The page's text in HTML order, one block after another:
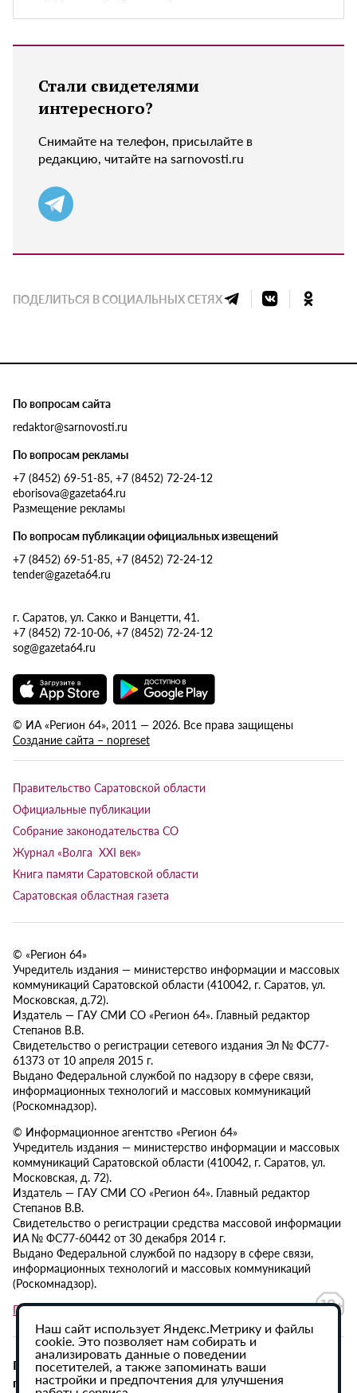
Стали свидетелями
интересного?
Снимайте на телефон, присылайте в
редакцию, читайте на sarnovosti.ru
ПОДЕЛИТЬСЯ В СОЦИАЛЬНЫХ СЕТЯХ
По вопросам сайта
redaktor@sarnovosti.ru
По вопросам рекламы
+7 (8452) 69-51-85, +7 (8452) 72-24-12
eborisova@gazeta64.ru
Размещение рекламы
По вопросам публикации официальных извещений
+7 (8452) 69-51-85, +7 (8452) 72-24-12
tender@gazeta64.ru
г. Саратов, ул. Сакко и Ванцетти, 41.
+7 (8452) 72-10-06, +7 (8452) 72-24-12
sog@gazeta64.ru
© ИА «Регион 64», 2011 — 2026. Все права защищены
Создание сайта – nopreset
Правительство Саратовской области
Официальные публикации
Собрание законодательства СО
Журнал «Волга XXI век»
Книга памяти Саратовской области
Саратовская областная газета
© «Регион 64»
Учредитель издания — министерство информации и массовых
коммуникаций Саратовской области (410042, г. Саратов, ул.
Московская, д.72).
Издатель — ГАУ СМИ СО «Регион 64». Главный редактор
Степанов В.В.
Свидетельство о регистрации сетевого издания Эл № ФС77-
61373 от 10 апреля 2015 г.
Выдано Федеральной службой по надзору в сфере связи,
информационных технологий и массовых коммуникаций
(Роскомнадзор).
© Информационное агентство «Регион 64»
Учредитель издания — министерство информации и массовых
коммуникаций Саратовской области (410042, г. Саратов, ул.
Московская, д. 72).
Издатель — ГАУ СМИ СО «Регион 64». Главный редактор
Степанов В.В.
Свидетельство о регистрации средства массовой информации
ИА № ФС77-60442 от 30 декабря 2014 г.
Выдано Федеральной службой по надзору в сфере связи,
информационных технологий и массовых коммуникаций
(Роскомнадзор).
Политика в отношении обработки персональных данных
При использовании материалов сайта активная
гиперссылка на ИА «Регион 64» обязательна.
Наш сайт использует Яндекс.Метрику и файлы
cookie. Это позволяет нам собирать и
анализировать данные о поведении
посетителей, а также запоминать ваши
настройки и предпочтения для улучшения